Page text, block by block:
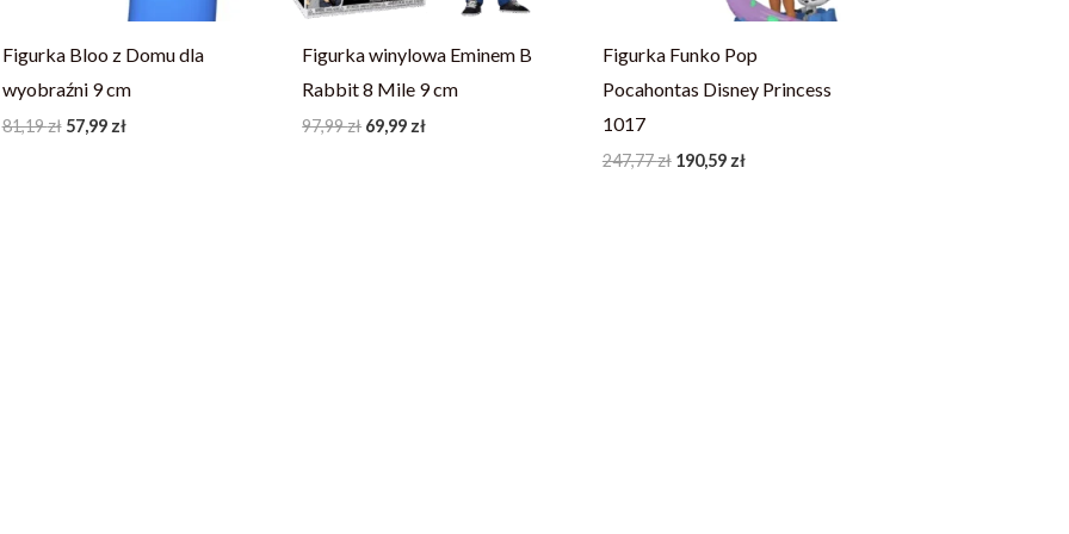
Figurka Bloo z Domu dla
wyobraźni 9 cm
81,19zł 57,99 zł
Figurka winylowa Eminem B
Rabbit 8 Mile 9 cm
97,99zł 69,99 zł
Figurka Funko Pop
Pocahontas Disney Princess
1017
247,77zł 190,59 zł